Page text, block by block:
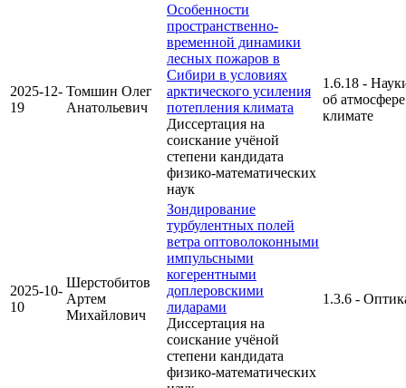
2025-12-
19
Томшин Олег
Анатольевич
Особенности
пространственно-
временной динамики
лесных пожаров в
Сибири в условиях
арктического усиления
потепления климата
Диссертация на
соискание учёной
степени кандидата
физико-математических
наук
1.6.18 -
об
климате
2025-10-
10
Шерстобитов
Артем
Михайлович
Зондирование
турбулентных полей
ветра оптоволоконными
импульсными
когерентными
доплеровскими
лидарами
Диссертация на
соискание учёной
степени кандидата
физико-математических
1.3.6 -